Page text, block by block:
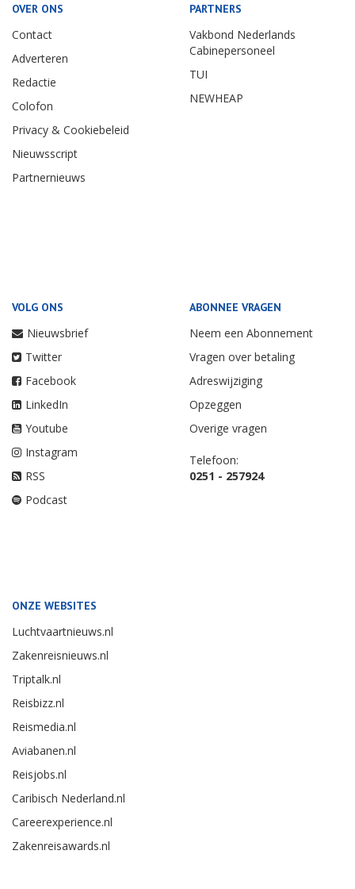
OVER ONS
Contact
Adverteren
Redactie
Colofon
Privacy & Cookiebeleid
Nieuwsscript
Partnernieuws
PARTNERS
Vakbond Nederlands
Cabinepersoneel
TUI
NEWHEAP
VOLG ONS
Nieuwsbrief
Twitter
Facebook
LinkedIn
Youtube
Instagram
RSS
Podcast
ABONNEE VRAGEN
Neem een Abonnement
Vragen over betaling
Adreswijziging
Opzeggen
Overige vragen
Telefoon:
0251 - 257924
ONZE WEBSITES
Luchtvaartnieuws.nl
Zakenreisnieuws.nl
Triptalk.nl
Reisbizz.nl
Reismedia.nl
Aviabanen.nl
Reisjobs.nl
Caribisch Nederland.nl
Careerexperience.nl
Zakenreisawards.nl